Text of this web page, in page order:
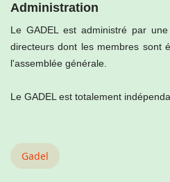
Administration
Le GADEL est administré par
directeurs dont les membres sont
l'assemblée générale.
Le GADEL est totalement
Gadel